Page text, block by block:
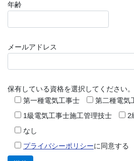
年齢
メールアドレス
保有している資格を選択してください。
第一種電気工事士
第二種電気
1級電気工事士施工管理技士
2
なし
プライバシーポリシーに同意する